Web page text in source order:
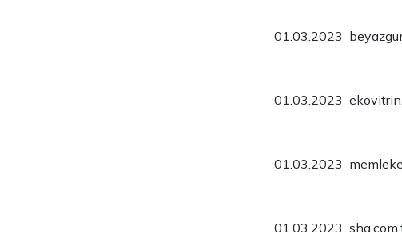
01.03.2023
01.03.2023
01.03.2023
01.03.2023